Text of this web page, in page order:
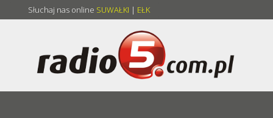
Słuchaj nas online SUWAŁKI | EŁK